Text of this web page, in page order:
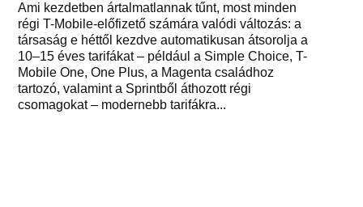
Ami kezdetben ártalmatlannak tűnt, most minden
régi T-Mobile-előfizető számára valódi változás: a
társaság e héttől kezdve automatikusan átsorolja a
10–15 éves tarifákat – például a Simple Choice, T-
Mobile One, One Plus, a Magenta családhoz
tartozó, valamint a Sprintből áthozott régi
csomagokat – modernebb tarifákra...